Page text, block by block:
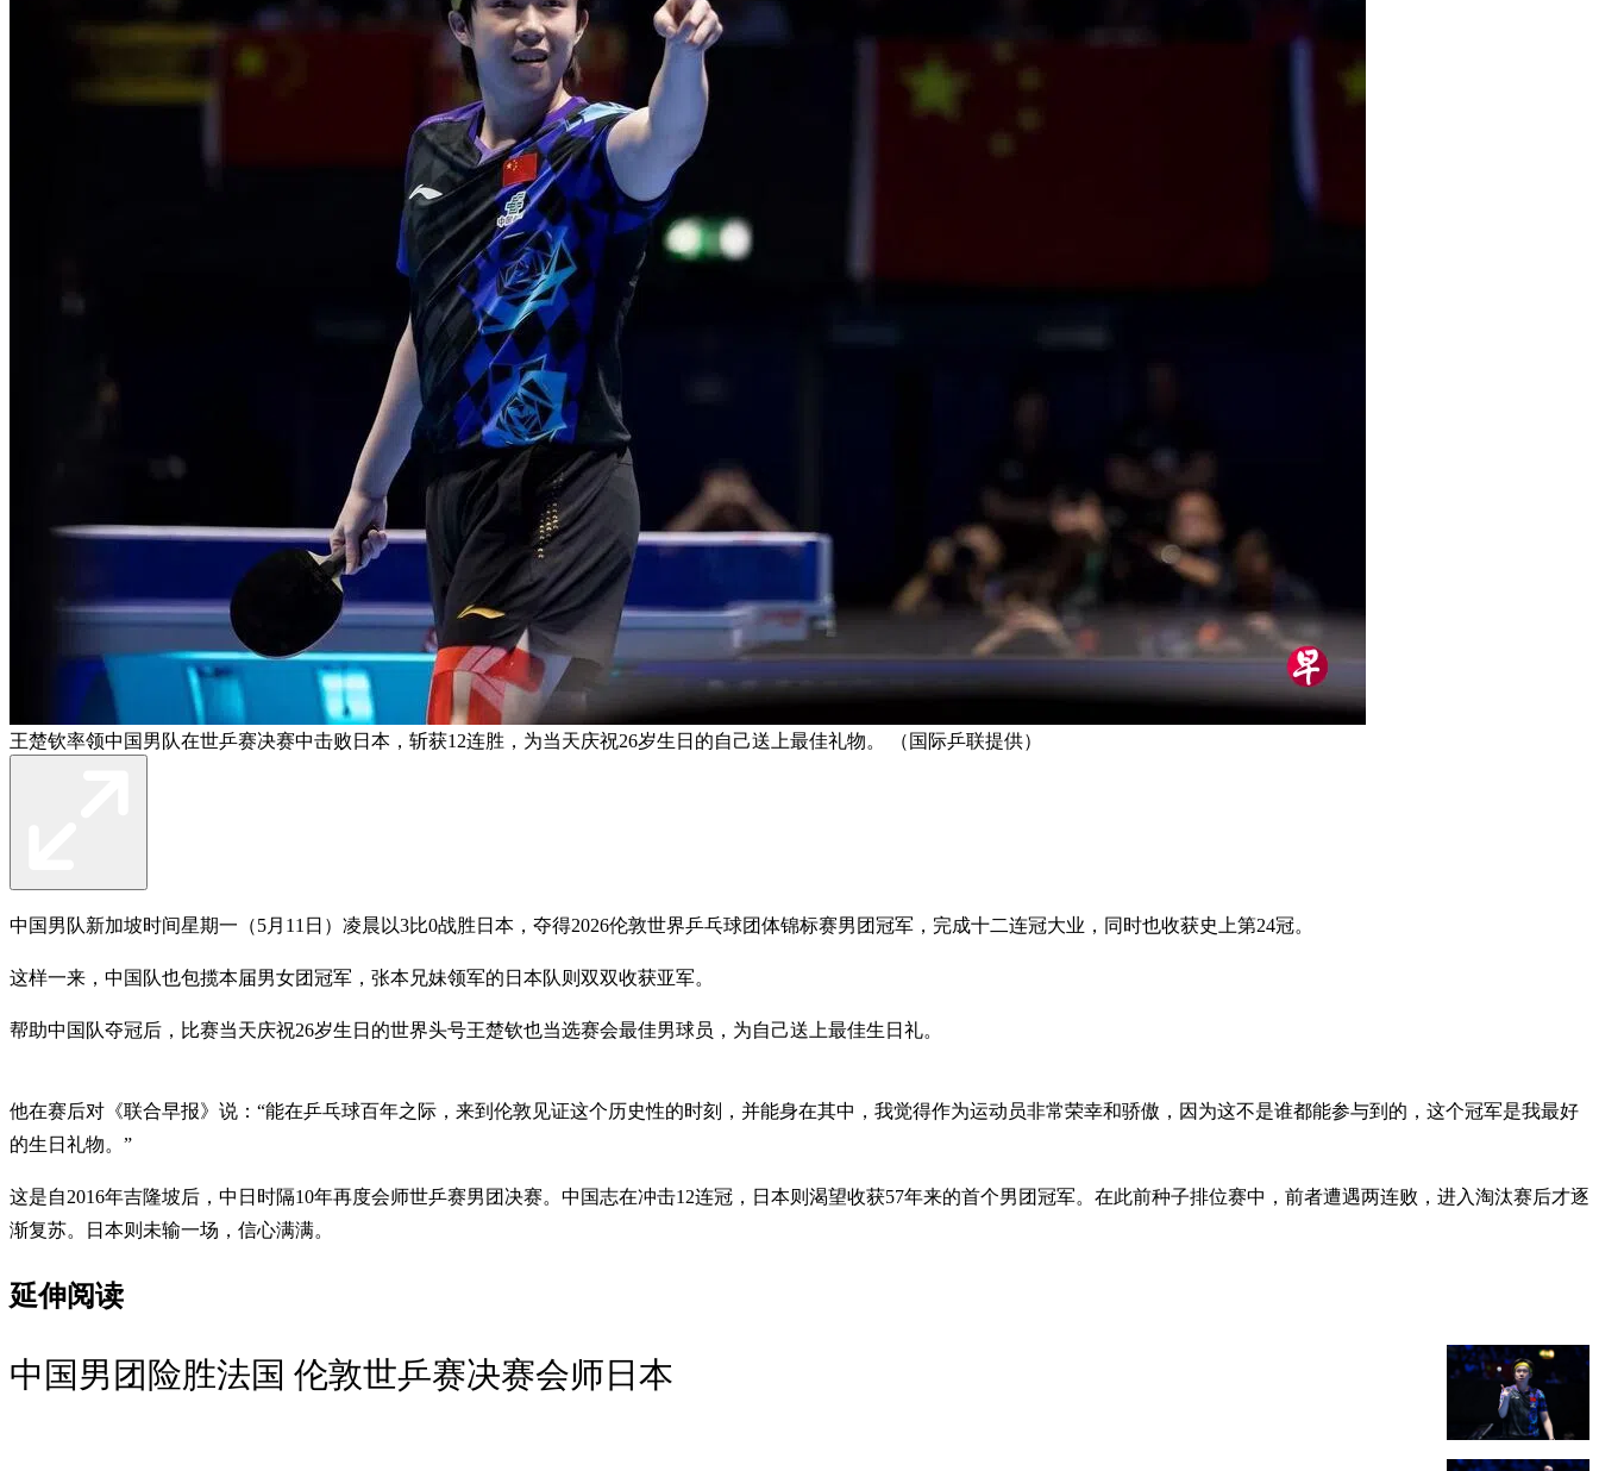
王楚钦率领中国男队在世乒赛决赛中击败日本，斩获12连胜，为当天庆祝26岁生日的自己送上最佳礼物。 （国际乒联提供）
中国男队新加坡时间星期一（5月11日）凌晨以3比0战胜日本，夺得2026伦敦世界乒乓球团体锦标赛男团冠军，完成十二连冠大业，同时也收获史上第24冠。
这样一来，中国队也包揽本届男女团冠军，张本兄妹领军的日本队则双双收获亚军。
帮助中国队夺冠后，比赛当天庆祝26岁生日的世界头号王楚钦也当选赛会最佳男球员，为自己送上最佳生日礼。
他在赛后对《联合早报》说：“能在乒乓球百年之际，来到伦敦见证这个历史性的时刻，并能身在其中，我觉得作为运动员非常荣幸和骄傲，因为这不是谁都能参与到的，这个冠军是我最好
的生日礼物。”
这是自2016年吉隆坡后，中日时隔10年再度会师世乒赛男团决赛。中国志在冲击12连冠，日本则渴望收获57年来的首个男团冠军。在此前种子排位赛中，前者遭遇两连败，进入淘汰赛后才逐
渐复苏。日本则未输一场，信心满满。
延伸阅读
中国男团险胜法国 伦敦世乒赛决赛会师日本